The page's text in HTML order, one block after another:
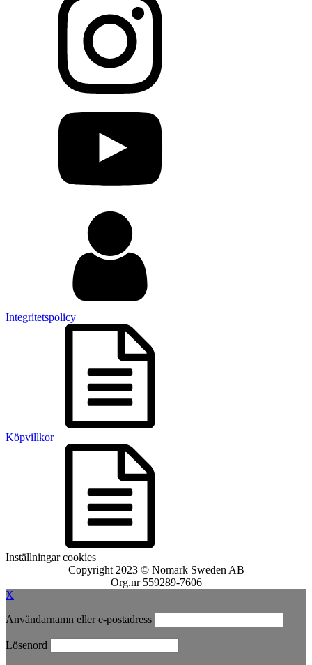
Integritetspolicy
Köpvillkor
Inställningar cookies
Copyright 2023 © Nomark Sweden AB
Org.nr 559289-7606
X
Användarnamn eller e-postadress
Lösenord